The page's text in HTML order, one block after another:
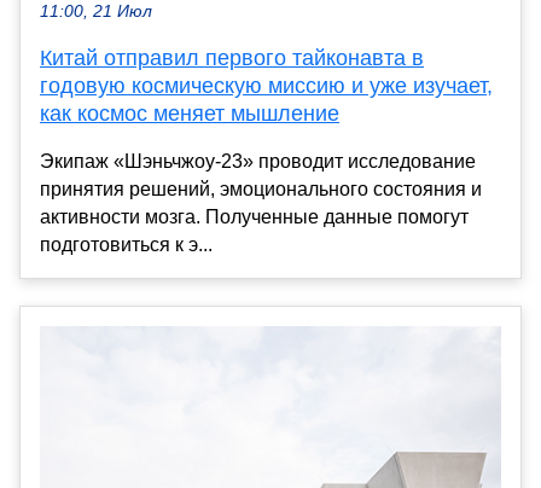
11:00, 21 Июл
Китай отправил первого тайконавта в
годовую космическую миссию и уже изучает,
как космос меняет мышление
Экипаж «Шэньчжоу-23» проводит исследование
принятия решений, эмоционального состояния и
активности мозга. Полученные данные помогут
подготовиться к э...